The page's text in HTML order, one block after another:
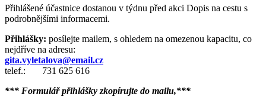
Přihlášené účastnice dostanou v týdnu před akci Dopis na cestu s
podrobnějšími informacemi.
Přihlášky: posílejte mailem, s ohledem na omezenou kapacitu, co
nejdříve na adresu:
gita.vyletalova@email.cz
telef.: 731 625 616
*** Formulář přihlášky zkopírujte do mailu,***